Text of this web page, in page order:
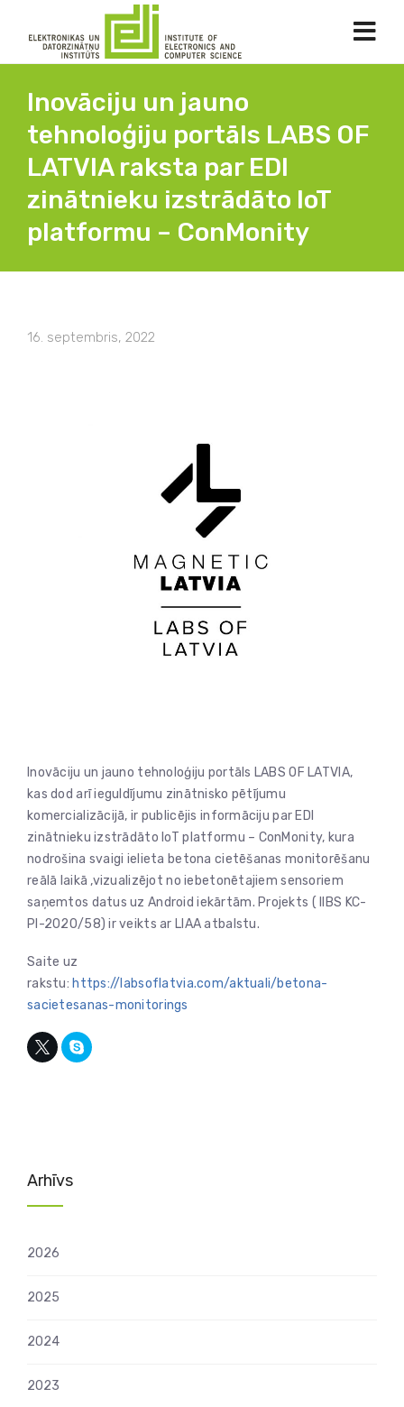
Inovāciju un jauno
tehnoloģiju portāls LABS OF
LATVIA raksta par EDI
zinātnieku izstrādāto IoT
platformu – ConMonity
16. septembris, 2022
Inovāciju un jauno tehnoloģiju portāls LABS OF LATVIA,
kas dod arī ieguldījumu zinātnisko pētījumu
komercializācijā, ir publicējis informāciju par EDI
zinātnieku izstrādāto IoT platformu – ConMonity, kura
nodrošina svaigi ielieta betona cietēšanas monitorēšanu
reālā laikā ,vizualizējot no iebetonētajiem sensoriem
saņemtos datus uz Android iekārtām. Projekts ( IIBS KC-
PI-2020/58) ir veikts ar LIAA atbalstu.
Saite uz
rakstu: https://labsoflatvia.com/aktuali/betona-
sacietesanas-monitorings
Arhīvs
2026
2025
2024
2023